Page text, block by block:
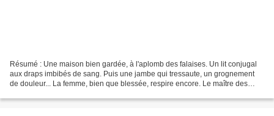
Résumé : Une maison bien gardée, à l'aplomb des falaises. Un lit conjugal
aux draps imbibés de sang. Puis une jambe qui tressaute, un grognement
de douleur... La femme, bien que blessée, respire encore. Le maître des